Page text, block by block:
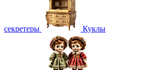
секретеры Куклы